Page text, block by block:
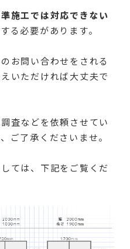
施工では対応できない
る必要があります。
お問い合わせをされる
いただければ大丈夫で
査などを依頼させてい
ご了承くださいませ。
ては、下記をご覧くだ